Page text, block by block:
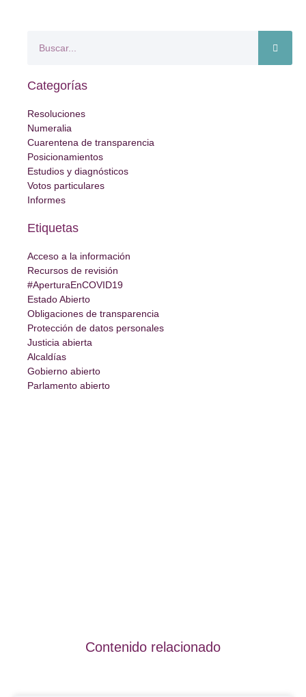
Categorías
Resoluciones
Numeralia
Cuarentena de transparencia
Posicionamientos
Estudios y diagnósticos
Votos particulares
Informes
Etiquetas
Acceso a la información
Recursos de revisión
#AperturaEnCOVID19
Estado Abierto
Obligaciones de transparencia
Protección de datos personales
Justicia abierta
Alcaldías
Gobierno abierto
Parlamento abierto
Contenido relacionado